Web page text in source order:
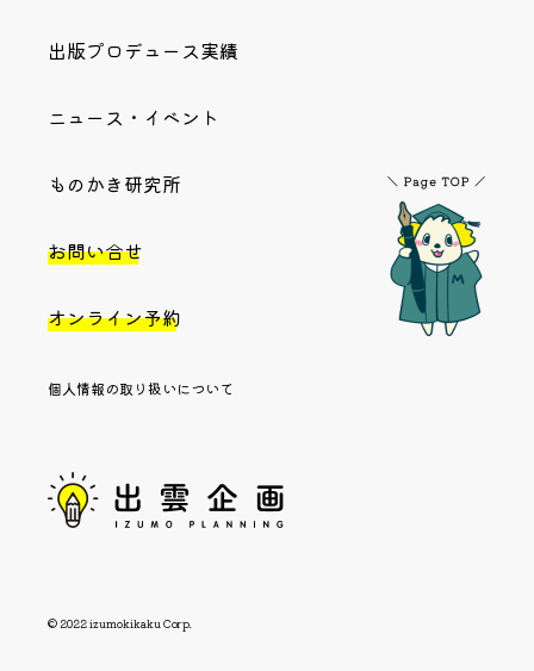
出版プロデュース実績
ニュース・イベント
ものかき研究所
お問い合せ
オンライン予約
個人情報の取り扱いについて
© 2022 izumokikaku Corp.